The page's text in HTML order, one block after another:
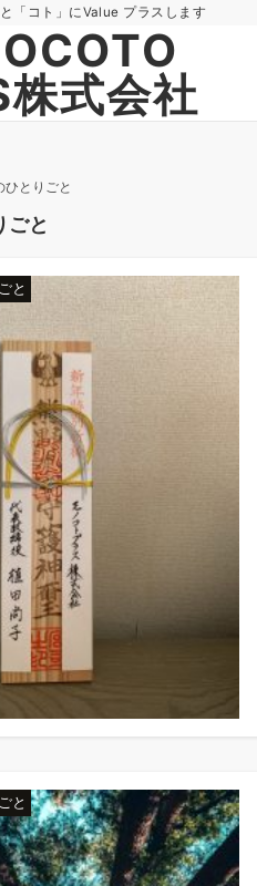
「コト」にValue プラスします
式会社
ひとりごと
ごと
と
と